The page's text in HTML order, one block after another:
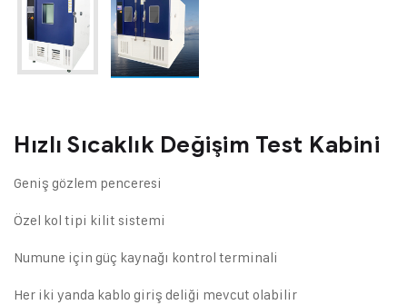
Hızlı Sıcaklık Değişim Test Kabini
Geniş gözlem penceresi
Özel kol tipi kilit sistemi
Numune için güç kaynağı kontrol terminali
Her iki yanda kablo giriş deliği mevcut olabilir